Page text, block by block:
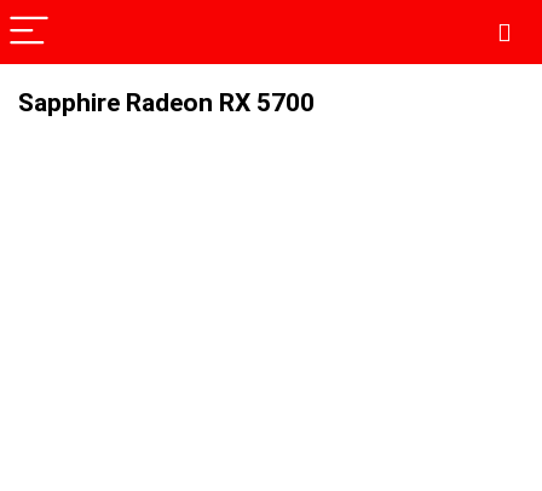
Sapphire Radeon RX 5700